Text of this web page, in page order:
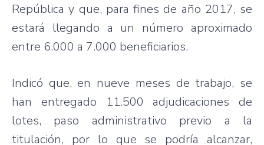
República y que, para fines de año 2017, se
estará llegando a un número aproximado
entre 6.000 a 7.000 beneficiarios.
Indicó que, en nueve meses de trabajo, se
han entregado 11.500 adjudicaciones de
lotes, paso administrativo previo a la
titulación, por lo que se podría alcanzar,